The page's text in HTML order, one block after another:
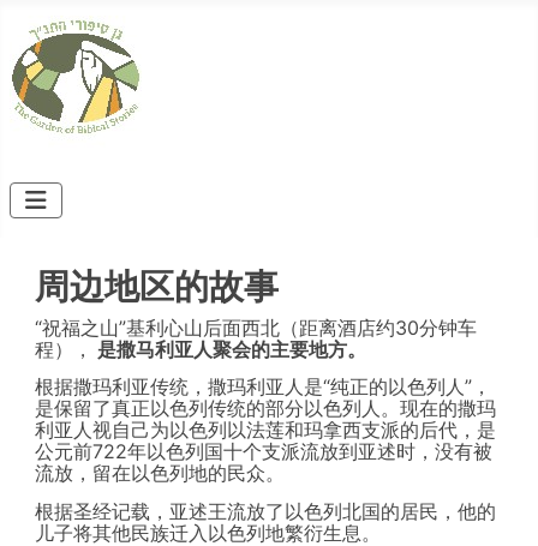
周边地区的故事
“祝福之山”基利心山后面西北（距离酒店约30分钟车
程）， 是撒马利亚人聚会的主要地方。
根据撒玛利亚传统，撒玛利亚人是“纯正的以色列人”，
是保留了真正以色列传统的部分以色列人。现在的撒玛
利亚人视自己为以色列以法莲和玛拿西支派的后代，是
公元前722年以色列国十个支派流放到亚述时，没有被
流放，留在以色列地的民众。
根据圣经记载，亚述王流放了以色列北国的居民，他的
儿子将其他民族迁入以色列地繁衍生息。